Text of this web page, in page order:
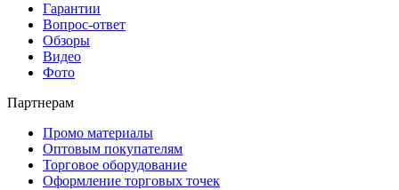
Гарантии
Вопрос-ответ
Обзоры
Видео
Фото
Партнерам
Промо материалы
Оптовым покупателям
Торговое оборудование
Оформление торговых точек